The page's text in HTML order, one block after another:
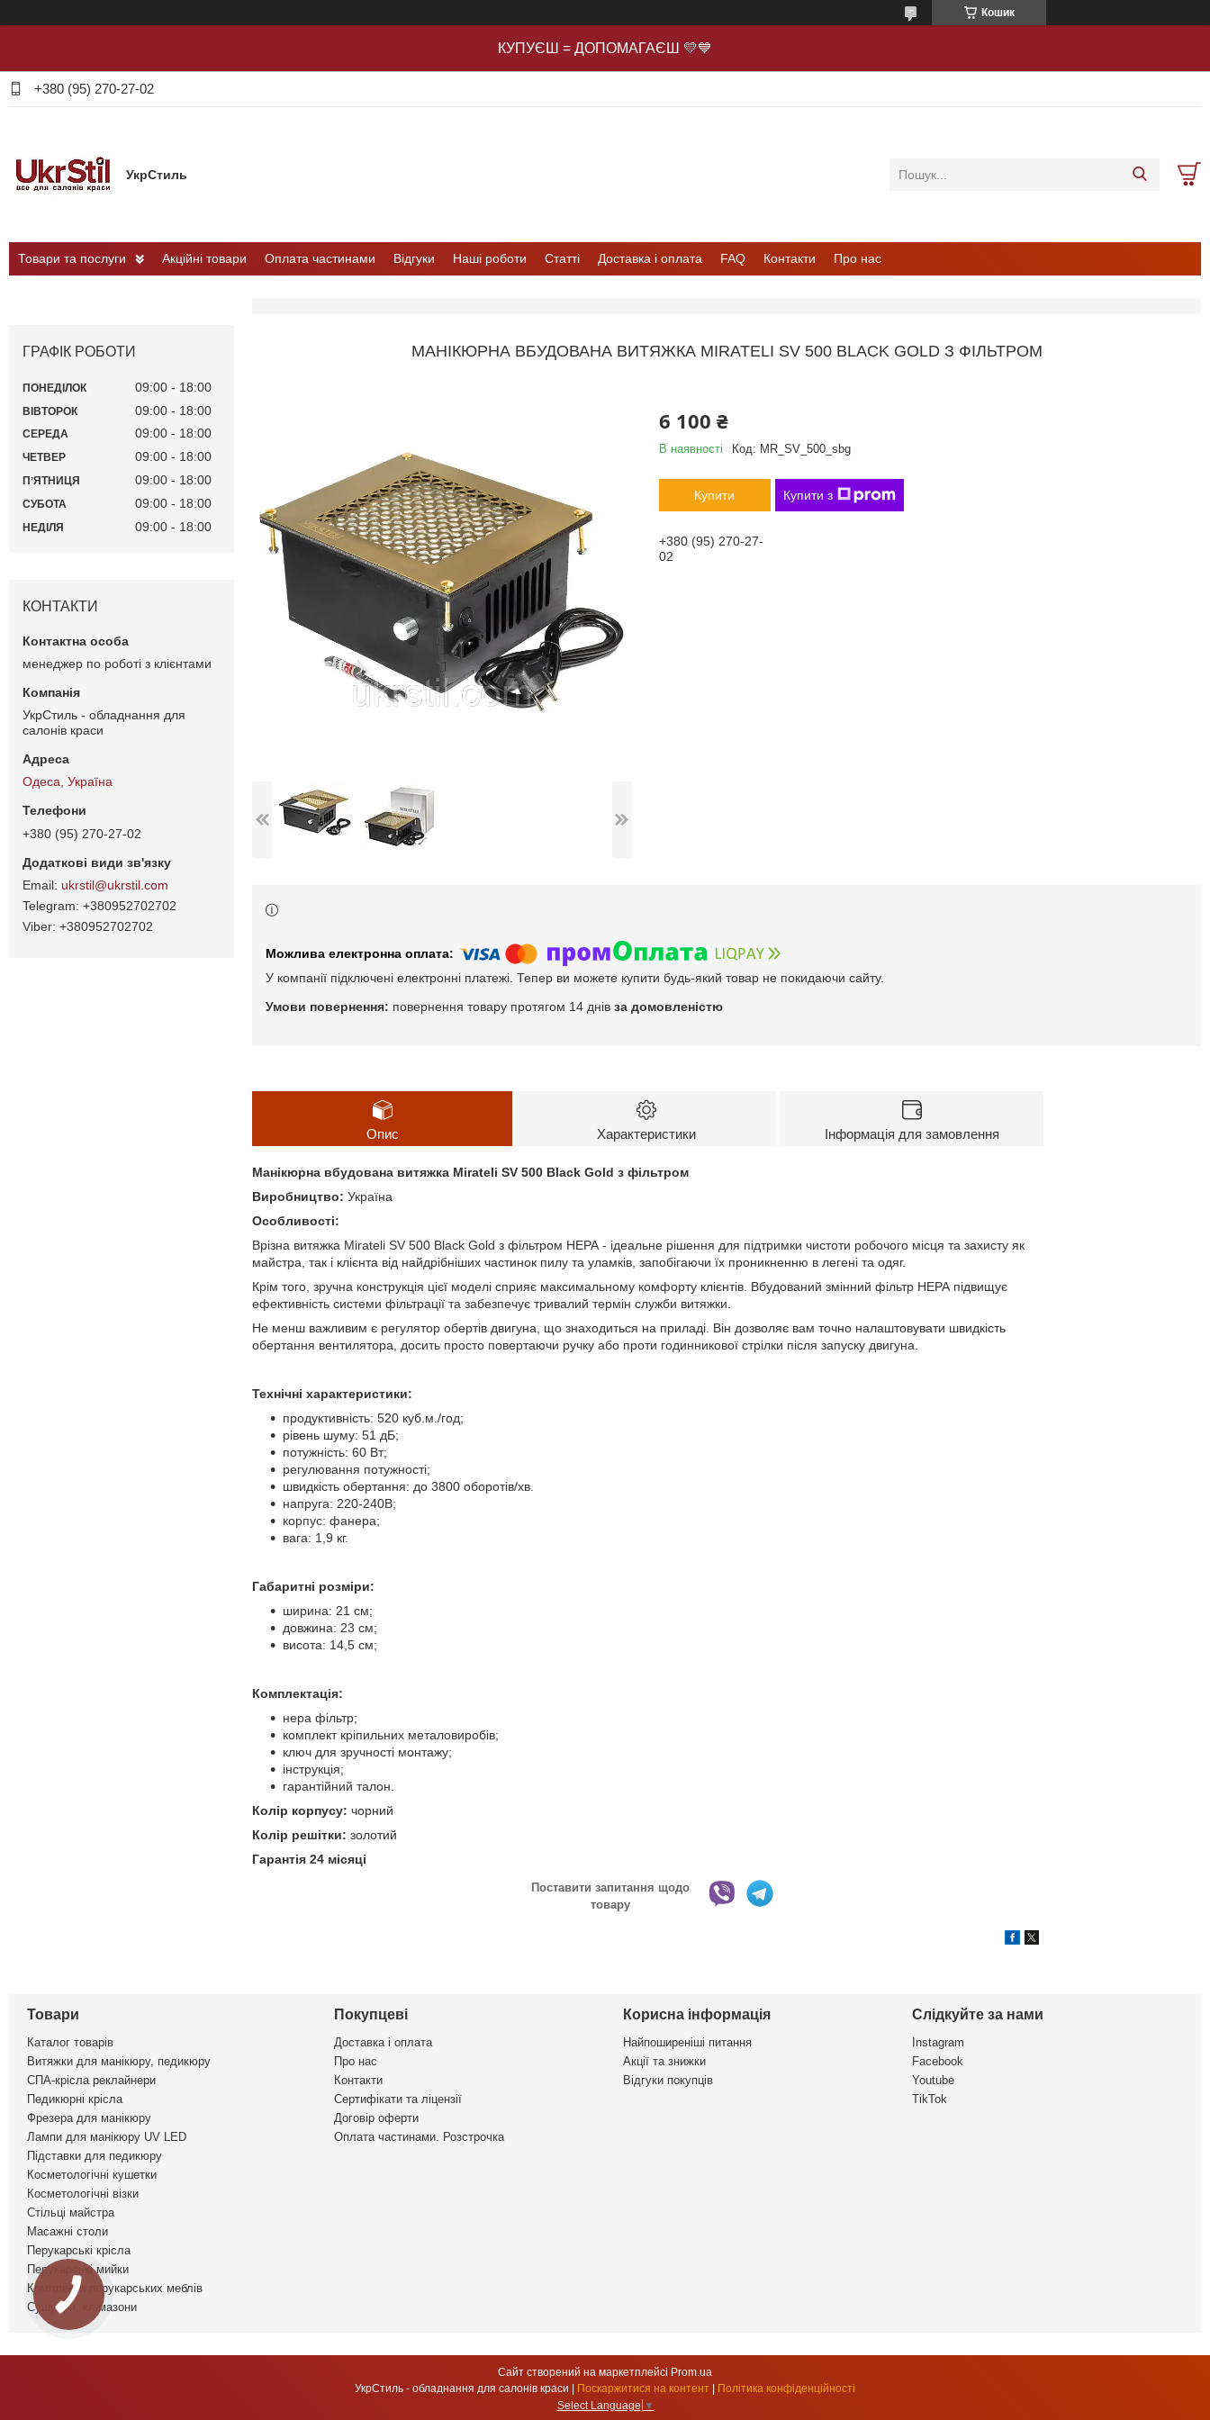
Кошик
КУПУЄШ = ДОПОМАГАЄШ 💛💙
+380 (95) 270-27-02
УкрСтиль
Товари та послуги Акційні товари Оплата частинами Відгуки Наші роботи Статті Доставка і оплата FAQ Контакти Про нас
МАНІКЮРНА ВБУДОВАНА ВИТЯЖКА MIRATELI SV 500 BLACK GOLD З ФІЛЬТРОМ
6 100 ₴
В наявності Код: MR_SV_500_sbg
Купити Купити з
+380 (95) 270-27-
02
У компанії підключені електронні платежі. Тепер ви можете купити будь-який товар не покидаючи сайту.
повернення товару протягом 14 днів за домовленістю
Опис Характеристики Інформація для замовлення
Манікюрна вбудована витяжка Mirateli SV 500 Black Gold з фільтром
Виробництво: Україна
Особливості:
Врізна витяжка Mirateli SV 500 Black Gold з фільтром НЕРА - ідеальне рішення для підтримки чистоти робочого місця та захисту як
майстра, так і клієнта від найдрібніших частинок пилу та уламків, запобігаючи їх проникненню в легені та одяг.
Крім того, зручна конструкція цієї моделі сприяє максимальному комфорту клієнтів. Вбудований змінний фільтр НЕРА підвищує
ефективність системи фільтрації та забезпечує тривалий термін служби витяжки.
Не менш важливим є регулятор обертів двигуна, що знаходиться на приладі. Він дозволяє вам точно налаштовувати швидкість
обертання вентилятора, досить просто повертаючи ручку або проти годинникової стрілки після запуску двигуна.
Технічні характеристики:
продуктивність: 520 куб.м./год;
рівень шуму: 51 дБ;
потужність: 60 Вт;
регулювання потужності;
швидкість обертання: до 3800 оборотів/хв.
напруга: 220-240В;
корпус: фанера;
вага: 1,9 кг.
Габаритні розміри:
ширина: 21 см;
довжина: 23 см;
висота: 14,5 см;
Комплектація:
нера фільтр;
комплект кріпильних металовиробів;
ключ для зручності монтажу;
інструкція;
гарантійний талон.
Колір корпусу: чорний
Колір решітки: золотий
Гарантія 24 місяці
Поставити запитання щодо
товару
ГРАФІК РОБОТИ
ПОНЕДІЛОК 09:00 18:00
ВІВТОРОК 09:00 18:00
СЕРЕДА 09:00 18:00
ЧЕТВЕР 09:00 18:00
ПʼЯТНИЦЯ 09:00 18:00
СУБОТА 09:00 18:00
НЕДІЛЯ 09:00 18:00
КОНТАКТИ
менеджер по роботі з клієнтами
УкрСтиль - обладнання для
салонів краси
Одеса, Україна
+380 (95) 270-27-02
ukrstil@ukrstil.com
+380952702702
+380952702702
Товари
Каталог товарів
Витяжки для манікюру, педикюру
СПА-крісла реклайнери
Педикюрні крісла
Фрезера для манікюру
Лампи для манікюру UV LED
Підставки для педикюру
Косметологічні кушетки
Косметологічні візки
Стільці майстра
Масажні столи
Перукарські крісла
Перукарські мийки
Комплекти перукарських меблів
Сушуари, клімазони
Покупцеві
Доставка і оплата
Про нас
Контакти
Сертифікати та ліцензії
Договір оферти
Оплата частинами. Розстрочка
Корисна інформація
Найпоширеніші питання
Акції та знижки
Відгуки покупців
Слідкуйте за нами
Instagram
Facebook
Youtube
TikTok
Сайт створений на маркетплейсі Prom.ua
Поскаржитися на контент
Політика конфіденційності
Select Language ▼